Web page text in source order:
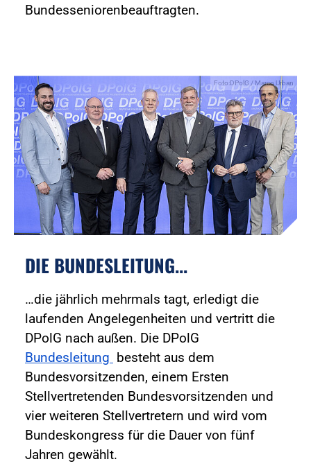
Bundesseniorenbeauftragten.
DIE BUNDESLEITUNG...
…die jährlich mehrmals tagt, erledigt die
laufenden Angelegenheiten und vertritt die
DPolG nach außen. Die DPolG
Bundesleitung besteht aus dem
Bundesvorsitzenden, einem Ersten
Stellvertretenden Bundesvorsitzenden und
vier weiteren Stellvertretern und wird vom
Bundeskongress für die Dauer von fünf
Jahren gewählt.
Foto:DPolG / Marco Urban